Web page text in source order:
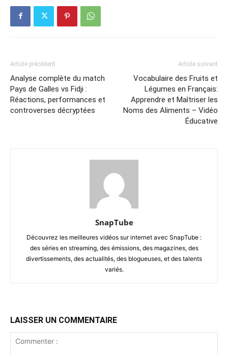
Article précédent
Analyse complète du match
Pays de Galles vs Fidji :
Réactions, performances et
controverses décryptées
Article suivant
Vocabulaire des Fruits et
Légumes en Français:
Apprendre et Maîtriser les
Noms des Aliments – Vidéo
Éducative
SnapTube
Découvrez les meilleures vidéos sur internet avec SnapTube :
des séries en streaming, des émissions, des magazines, des
divertissements, des actualités, des blogueuses, et des talents
variés.
LAISSER UN COMMENTAIRE